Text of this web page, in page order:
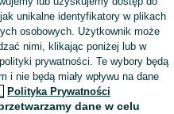
Kup
unikalne identyfikatory w plikach
osobowych. Użytkownik może
nimi, klikając poniżej lub w
prywatności. Te wybory będą
i nie będą miały wpływu na dane
Polityka Prywatności
dane w celu